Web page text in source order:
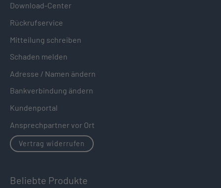
Download-Center
Rückrufservice
Mitteilung schreiben
Schaden melden
Adresse / Namen ändern
Bankverbindung ändern
Kundenportal
Ansprechpartner vor Ort
Vertrag widerrufen
Beliebte Produkte